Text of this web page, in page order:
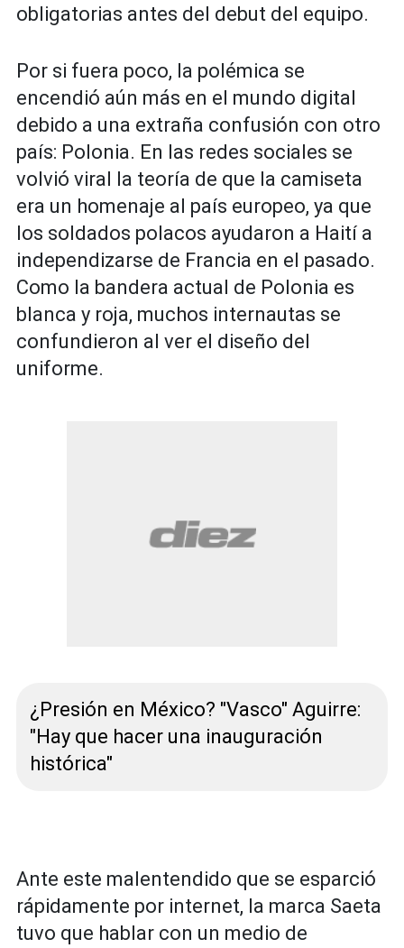
obligatorias antes del debut del equipo.
Por si fuera poco, la polémica se
encendió aún más en el mundo digital
debido a una extraña confusión con otro
país: Polonia. En las redes sociales se
volvió viral la teoría de que la camiseta
era un homenaje al país europeo, ya que
los soldados polacos ayudaron a Haití a
independizarse de Francia en el pasado.
Como la bandera actual de Polonia es
blanca y roja, muchos internautas se
confundieron al ver el diseño del
uniforme.
¿Presión en México? "Vasco" Aguirre:
"Hay que hacer una inauguración
histórica"
Ante este malentendido que se esparció
rápidamente por internet, la marca Saeta
tuvo que hablar con un medio de